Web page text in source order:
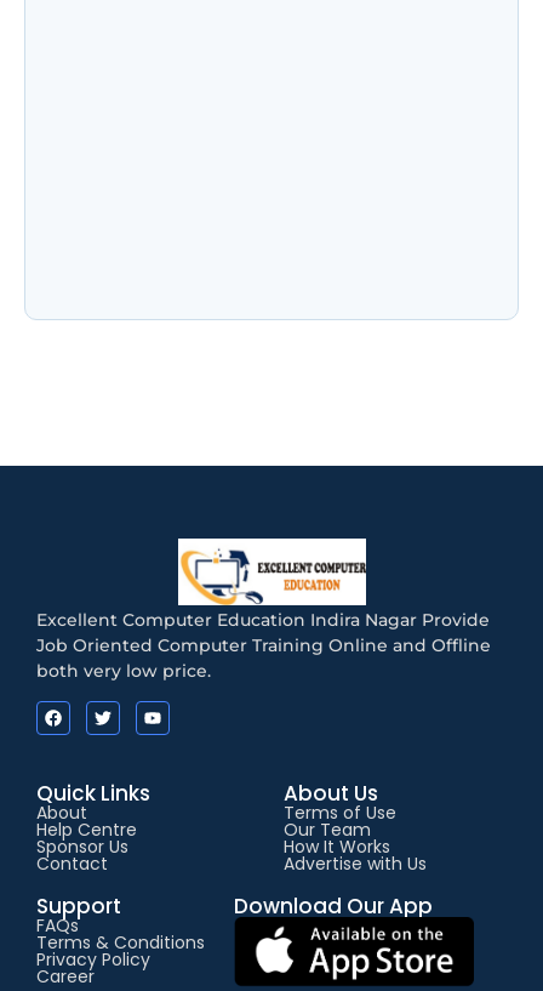
Excellent Computer Education Indira Nagar Provide
Job Oriented Computer Training Online and Offline
both very low price.
Quick Links
About
Help Centre
Sponsor Us
Contact
About Us
Terms of Use
Our Team
How It Works
Advertise with Us
Support
FAQs
Terms & Conditions
Privacy Policy
Career
Download Our App